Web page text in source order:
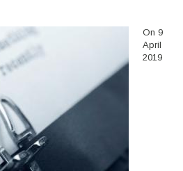
On 9
April
2019